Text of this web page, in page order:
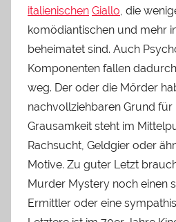
italienischen Giallo, die
komödiantischen und mehr
beheimatet sind. Auch
Komponenten fallen
weg. Der oder die Mörder
nachvollziehbaren Grund für
Grausamkeit steht im
Rachsucht, Geldgier oder
Motive. Zu guter Letzt
Murder Mystery noch einen
Ermittler oder eine